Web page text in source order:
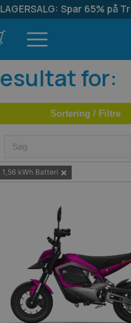
Spar 65% på
for:
Sortering / Filtre
1,56 kWh Batteri